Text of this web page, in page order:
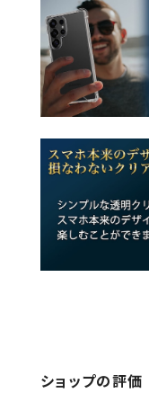
ショップの評価